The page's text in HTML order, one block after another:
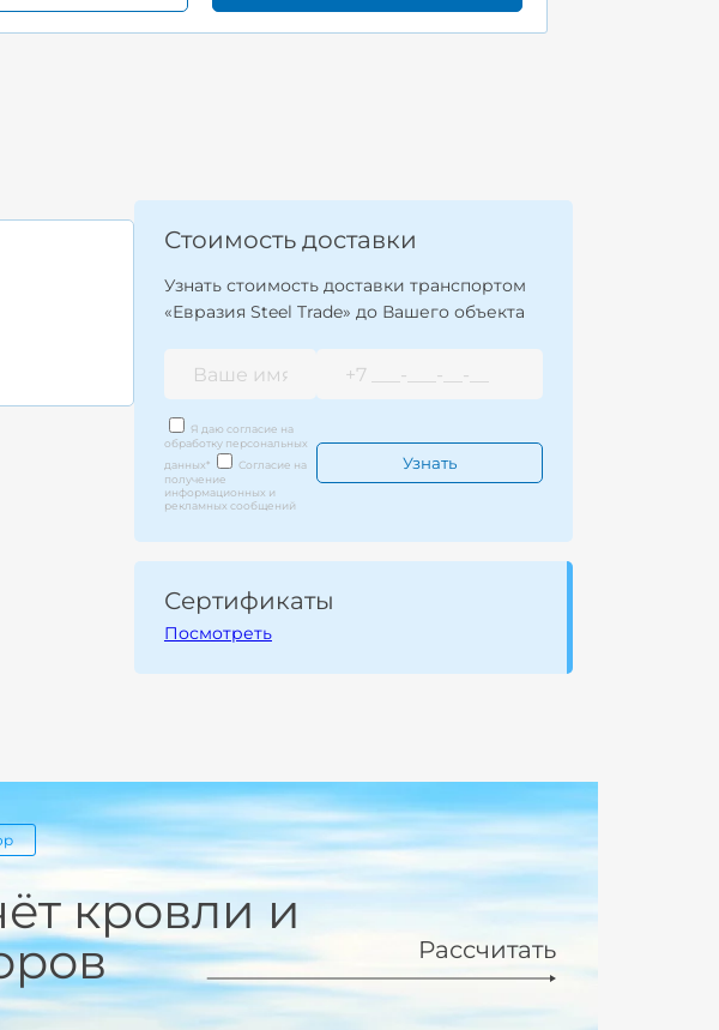
Стоимость доставки
Узнать стоимость доставки транспортом
«Евразия Steel Trade» до Вашего объекта
Я даю согласие на
обработку персональных
данных*
Согласие на
получение
информационных и
рекламных сообщений
Сертификаты
Посмотреть
кровли и
Рассчитать